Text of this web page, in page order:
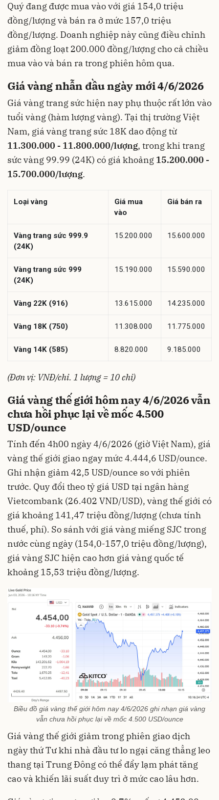
Quý đang được mua vào với giá 154,0 triệu
đồng/lượng và bán ra ở mức 157,0 triệu
đồng/lượng. Doanh nghiệp này cũng điều chỉnh
giảm đồng loạt 200.000 đồng/lượng cho cả chiều
mua vào và bán ra trong phiên hôm qua.
Giá vàng nhẫn đầu ngày mới 4/6/2026
Giá vàng trang sức hiện nay phụ thuộc rất lớn vào
tuổi vàng (hàm lượng vàng). Tại thị trường Việt
Nam, giá vàng trang sức 18K dao động từ
11.300.000 - 11.800.000/lượng, trong khi trang
sức vàng 99.99 (24K) có giá khoảng 15.200.000 -
15.700.000/lượng.
Loại vàng
Giá mua
vào
Giá bán ra
Vàng trang sức 999.9
(24K)
15.200.000 15.600.000
Vàng trang sức 999
(24K)
15.190.000 15.590.000
Vàng 22K (916) 13.615.000 14.235.000
Vàng 18K (750) 11.308.000 11.775.000
Vàng 14K (585) 8.820.000 9.185.000
(Đơn vị: VNĐ/chỉ. 1 lượng = 10 chỉ)
Giá vàng thế giới hôm nay 4/6/2026 vẫn
chưa hồi phục lại về mốc 4.500
USD/ounce
Tính đến 4h00 ngày 4/6/2026 (giờ Việt Nam), giá
vàng thế giới giao ngay mức 4.444,6 USD/ounce.
Ghi nhận giảm 42,5 USD/ounce so với phiên
trước. Quy đổi theo tỷ giá USD tại ngân hàng
Vietcombank (26.402 VND/USD), vàng thế giới có
giá khoảng 141,47 triệu đồng/lượng (chưa tính
thuế, phí). So sánh với giá vàng miếng SJC trong
nước cùng ngày (154,0-157,0 triệu đồng/lượng),
giá vàng SJC hiện cao hơn giá vàng quốc tế
khoảng 15,53 triệu đồng/lượng.
Biều đồ giá vàng thế giới hôm nay 4/6/2026 ghi nhạn giá vàng
vẫn chưa hồi phục lại về mốc 4.500 USD/ounce
Giá vàng thế giới giảm trong phiên giao dịch
ngày thứ Tư khi nhà đầu tư lo ngại căng thẳng leo
thang tại Trung Đông có thể đẩy lạm phát tăng
cao và khiến lãi suất duy trì ở mức cao lâu hơn.